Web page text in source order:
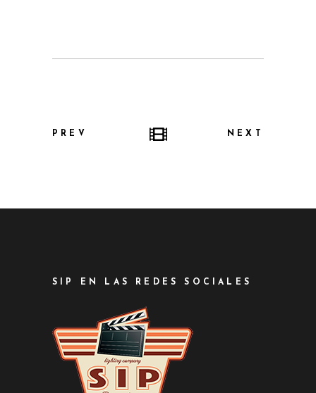
PREV NEXT
SIP EN LAS REDES SOCIALES